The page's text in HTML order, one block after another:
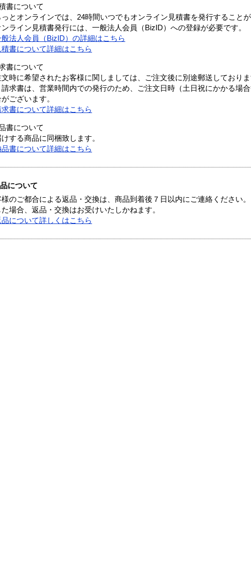
書について
とオンラインでは、24時間いつでもオンライン見積書を発行することが
ライン見積書発行には、一般法人会員（BizID）への登録が必要です。
般法人会員（BizID）の詳細はこちら
積書について詳細はこちら
書について
文時に希望されたお客様に関しましては、ご注文後に別途郵送しておりま
請求書は、営業時間内での発行のため、ご注文日時（土日祝にかかる場
ございます。
求書について詳細はこちら
書について
する商品に同梱致します。
品書について詳細はこちら
について
様のご都合による返品・交換は、商品到着後７日以内にご連絡ください
場合、返品・交換はお受けいたしかねます。
品について詳しくはこちら